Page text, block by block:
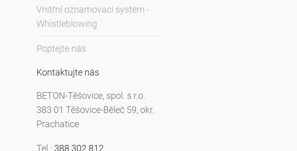
Vnitřní oznamovací systém -
Whistleblowing
Poptejte nás
Kontaktujte nás
BETON-Těšovice, spol. s r.o.
383 01 Těšovice-Běleč 59, okr.
Prachatice
Tel.: 388 302 812